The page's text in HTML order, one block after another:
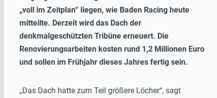
„voll im Zeitplan“ liegen, wie Baden Racing heute
mitteilte. Derzeit wird das Dach der
denkmalgeschützten Tribüne erneuert. Die
Renovierungsarbeiten kosten rund 1,2 Millionen Euro
und sollen im Frühjahr dieses Jahres fertig sein.
„Das Dach hatte zum Teil größere Löcher“, sagt